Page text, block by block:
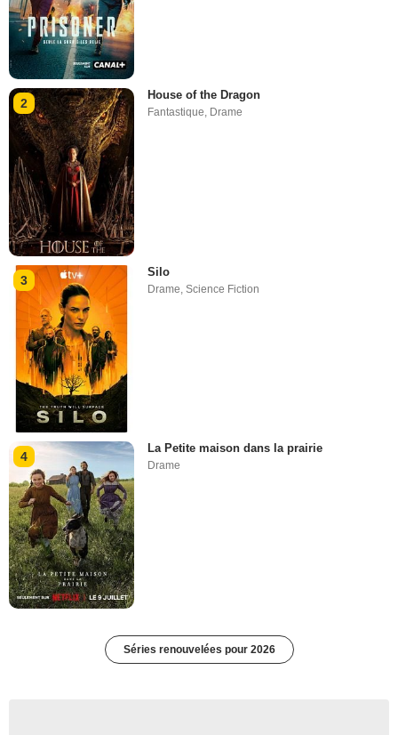
2
House of the Dragon
Fantastique, Drame
3
Silo
Drame ,Science Fiction
4
La Petite maison dans la prairie
Drame
Séries renouvelées pour 2026